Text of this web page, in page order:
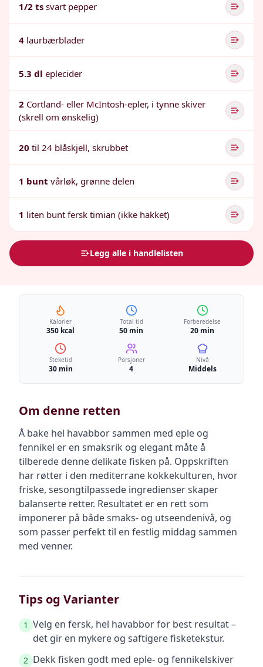
1/2 ts svart pepper
4 laurbærblader
5.3 dl eplecider
2 Cortland- eller McIntosh-epler, i tynne skiver
(skrell om ønskelig)
20 til 24 blåskjell, skrubbet
1 bunt vårløk, grønne delen
1 liten bunt fersk timian (ikke hakket)
Legg alle i handlelisten
Kalorier
350 kcal
Total tid
50 min
Forberedelse
20 min
Steketid
30 min
Porsjoner
4
Nivå
Middels
Om denne retten
Å bake hel havabbor sammen med eple og
fennikel er en smaksrik og elegant måte å
tilberede denne delikate fisken på. Oppskriften
har røtter i den mediterrane kokkekulturen, hvor
friske, sesongtilpassede ingredienser skaper
balanserte retter. Resultatet er en rett som
imponerer på både smaks- og utseendenivå, og
som passer perfekt til en festlig middag sammen
med venner.
Tips og Varianter
1 Velg en fersk, hel havabbor for best resultat –
det gir en mykere og saftigere fisketekstur.
2 Dekk fisken godt med eple- og fennikelskiver